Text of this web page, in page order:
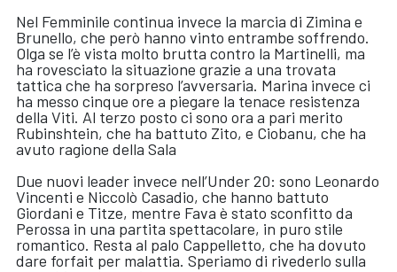
Nel Femminile continua invece la marcia di Zimina e
Brunello, che però hanno vinto entrambe soffrendo.
Olga se l’è vista molto brutta contro la Martinelli, ma
ha rovesciato la situazione grazie a una trovata
tattica che ha sorpreso l’avversaria. Marina invece ci
ha messo cinque ore a piegare la tenace resistenza
della Viti. Al terzo posto ci sono ora a pari merito
Rubinshtein, che ha battuto Zito, e Ciobanu, che ha
avuto ragione della Sala
Due nuovi leader invece nell’Under 20: sono Leonardo
Vincenti e Niccolò Casadio, che hanno battuto
Giordani e Titze, mentre Fava è stato sconfitto da
Perossa in una partita spettacolare, in puro stile
romantico. Resta al palo Cappelletto, che ha dovuto
dare forfait per malattia. Speriamo di rivederlo sulla